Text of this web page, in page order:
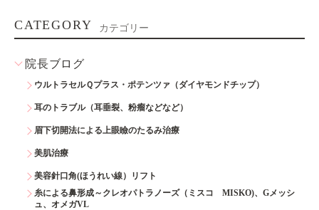
CATEGORY カテゴリー
院長ブログ
ウルトラセルＱプラス・ポテンツァ（ダイヤモンドチップ）
耳のトラブル（耳垂裂、粉瘤などなど）
眉下切開法による上眼瞼のたるみ治療
美肌治療
美容針口角(ほうれい線）リフト
糸による鼻形成～クレオパトラノーズ（ミスコ MISKO)、Gメッシ
ュ、オメガVL